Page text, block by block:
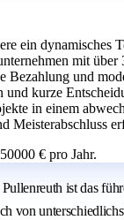
ein dynamisches
mit über
Bezahlung und
und kurze
in einem
Meisterabschluss
€ pro Jahr.
ist das
von